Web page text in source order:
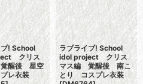
! School
クリス
醒後 星空
レ衣装
ラブライブ! School
idol project クリス
マス編 覚醒後 南こ
とり コスプレ衣装